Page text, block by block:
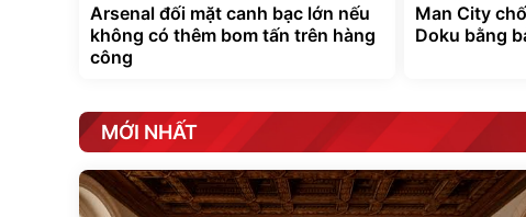
Arsenal đối mặt canh bạc lớn nếu
không có thêm bom tấn trên hàng
công
Man City
Doku bằng
MỚI NHẤT